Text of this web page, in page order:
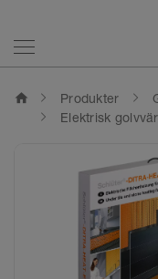
home Produkter
Elektrisk